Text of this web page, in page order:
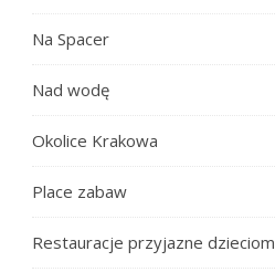
Na Spacer
Nad wodę
Okolice Krakowa
Place zabaw
Restauracje przyjazne dzieciom